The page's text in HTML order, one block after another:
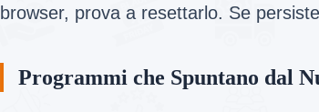
browser, prova a resettarlo. Se
Programmi che Spuntano dal